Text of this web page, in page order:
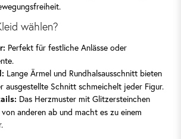
wählen?
Perfekt für festliche Anlässe oder
Lange Ärmel und Rundhalsausschnitt bieten
ausgestellte Schnitt schmeichelt jeder Figur.
Das Herzmuster mit Glitzersteinchen
anderen ab und macht es zu einem